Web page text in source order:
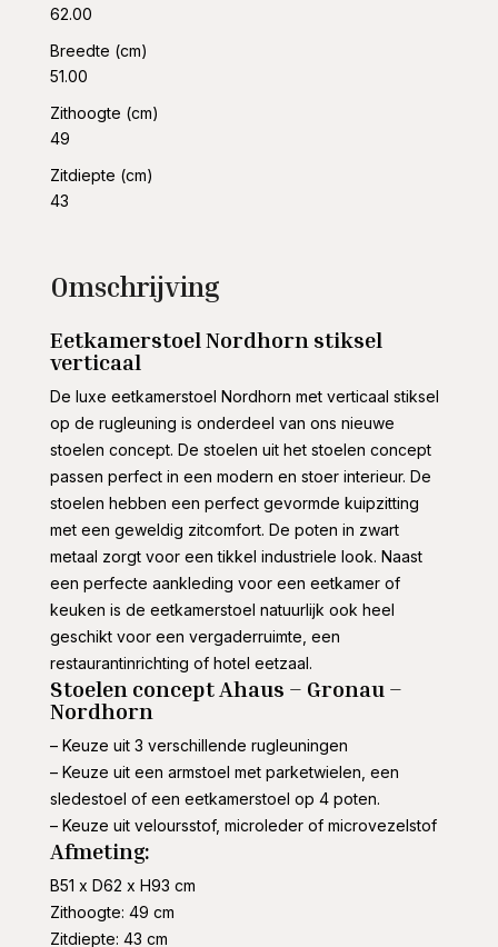
62.00
Breedte (cm)
51.00
Zithoogte (cm)
49
Zitdiepte (cm)
43
Omschrijving
Eetkamerstoel Nordhorn stiksel
verticaal
De luxe eetkamerstoel Nordhorn met verticaal stiksel
op de rugleuning is onderdeel van ons nieuwe
stoelen concept. De stoelen uit het stoelen concept
passen perfect in een modern en stoer interieur. De
stoelen hebben een perfect gevormde kuipzitting
met een geweldig zitcomfort. De poten in zwart
metaal zorgt voor een tikkel industriele look. Naast
een perfecte aankleding voor een eetkamer of
keuken is de eetkamerstoel natuurlijk ook heel
geschikt voor een vergaderruimte, een
restaurantinrichting of hotel eetzaal.
Stoelen concept Ahaus – Gronau –
Nordhorn
– Keuze uit 3 verschillende rugleuningen
– Keuze uit een armstoel met parketwielen, een
sledestoel of een eetkamerstoel op 4 poten.
– Keuze uit veloursstof, microleder of microvezelstof
Afmeting:
B51 x D62 x H93 cm
Zithoogte: 49 cm
Zitdiepte: 43 cm